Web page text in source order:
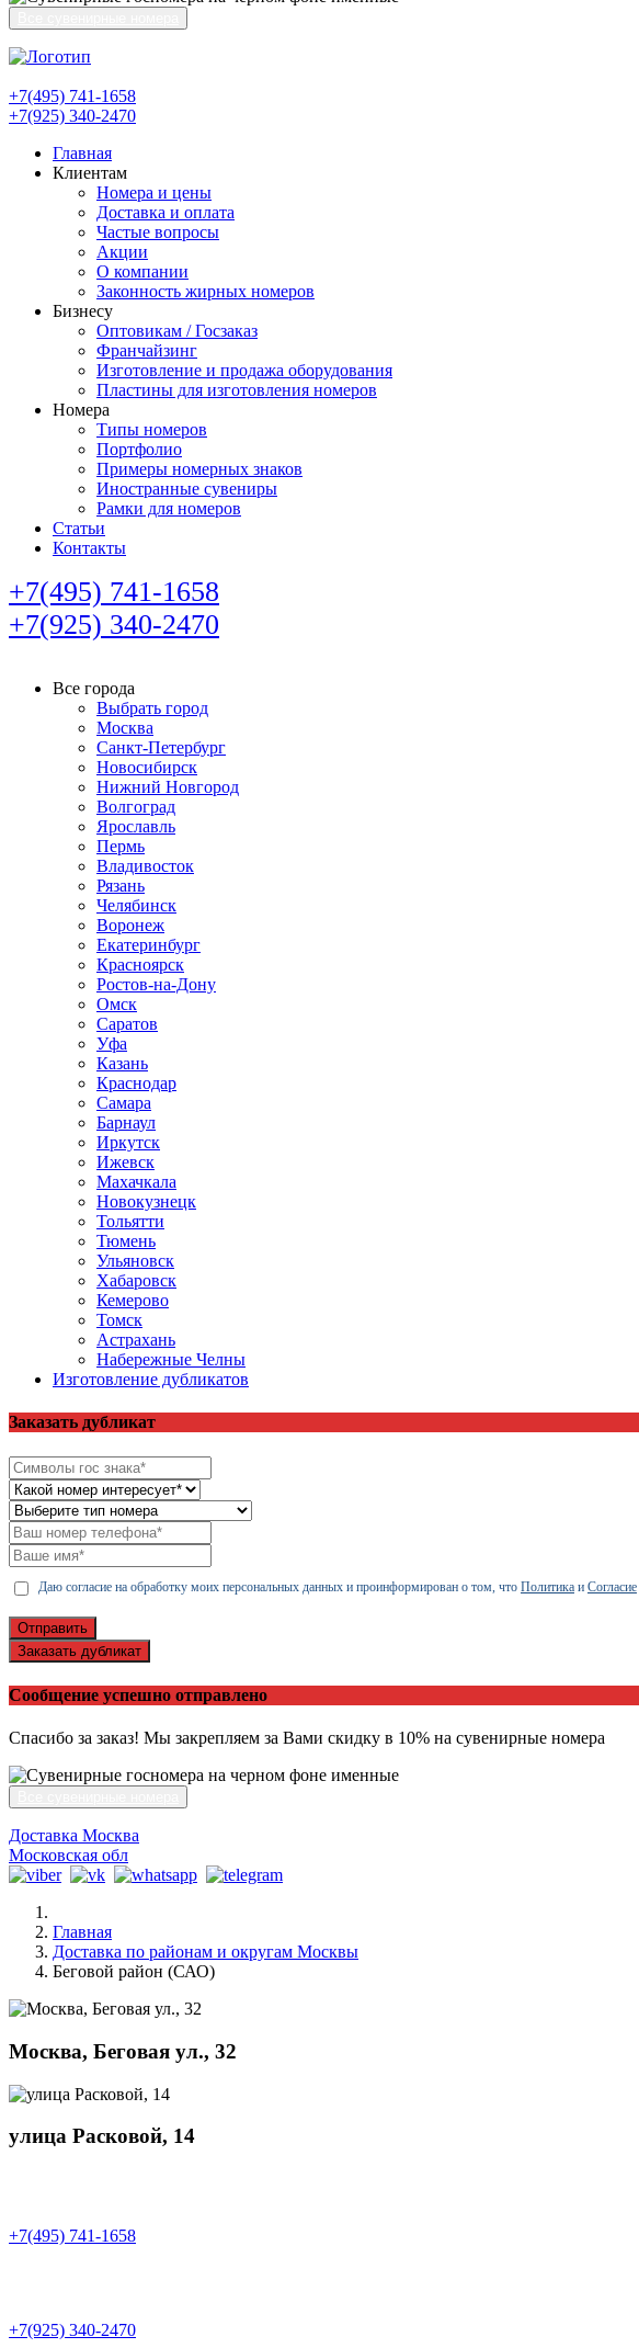
+7(495) 741-1658
+7(925) 340-2470
Главная
Клиентам
Номера и цены
Доставка и оплата
Частые вопросы
Акции
О компании
Законность жирных номеров
Бизнесу
Оптовикам / Госзаказ
Франчайзинг
Изготовление и продажа оборудования
Пластины для изготовления номеров
Номера
Типы номеров
Портфолио
Примеры номерных знаков
Иностранные сувениры
Рамки для номеров
Статьи
Контакты
+7(495) 741-1658
+7(925) 340-2470
Все города
Выбрать город
Москва
Санкт-Петербург
Новосибирск
Нижний Новгород
Волгоград
Ярославль
Пермь
Владивосток
Рязань
Челябинск
Воронеж
Екатеринбург
Красноярск
Ростов-на-Дону
Омск
Саратов
Уфа
Казань
Краснодар
Самара
Барнаул
Иркутск
Ижевск
Махачкала
Новокузнецк
Тольятти
Тюмень
Ульяновск
Хабаровск
Кемерово
Томск
Астрахань
Набережные Челны
Изготовление дубликатов
Заказать дубликат
Даю согласие на обработку моих персональных данных и проинформирован о том, что Политика и Согласие
Отправить
Заказать дубликат
Сообщение успешно отправлено
Спасибо за заказ! Мы закрепляем за Вами скидку в 10% на сувенирные номера
Доставка Москва
Московская обл
Главная
Доставка по районам и округам Москвы
Беговой район (САО)
Москва, Беговая ул., 32
улица Расковой, 14
+7(495) 741-1658
+7(925) 340-2470